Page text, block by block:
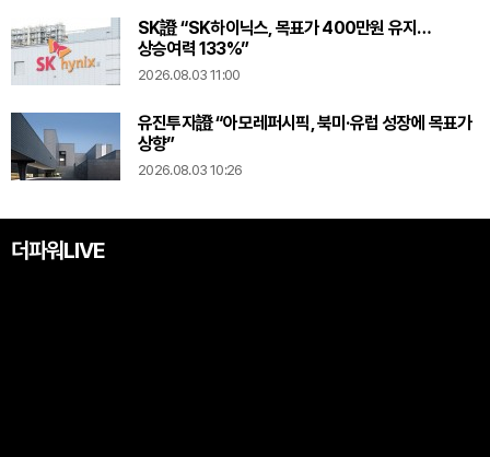
SK證 “SK하이닉스, 목표가 400만원 유지…
상승여력 133%”
2026.08.03 11:00
유진투자證 “아모레퍼시픽, 북미·유럽 성장에 목표가
상향”
2026.08.03 10:26
더파워LIVE